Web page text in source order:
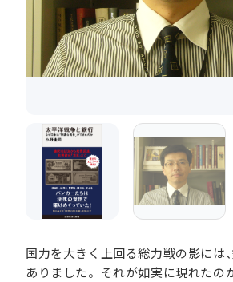
国力を大きく上回る総力戦の影には
ありました。それが如実に現れたの